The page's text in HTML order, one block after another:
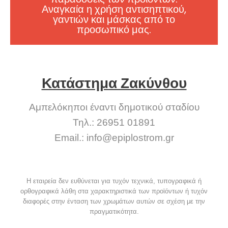
Αναγκαία η χρήση αντισηπτικού,
γαντιών και μάσκας από το
προσωπικό μας.
Κατάστημα Ζακύνθου
Αμπελόκηποι έναντι δημοτικού σταδίου
Τηλ.: 26951 01891
Email.: info@epiplostrom.gr
Η εταιρεία δεν ευθύνεται για τυχόν τεχνικά, τυπογραφικά ή
ορθογραφικά λάθη στα χαρακτηριστικά των προϊόντων ή τυχόν
διαφορές στην ένταση των χρωμάτων αυτών σε σχέση με την
πραγματικότητα.